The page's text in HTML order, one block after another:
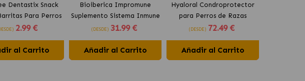
Dentastix Snack
Para Perros
5-10 kg
2.99 €
al Carrito
Bioiberica Impromune
Suplemento Sistema Inmune
para Perros y Gatos
(DESDE) 31.99 €
Añadir al Carrito
Hyaloral Condroprotector
para Perros de Razas
Grandes Pharmadiet
(DESDE) 72.49 €
Añadir al Carrito